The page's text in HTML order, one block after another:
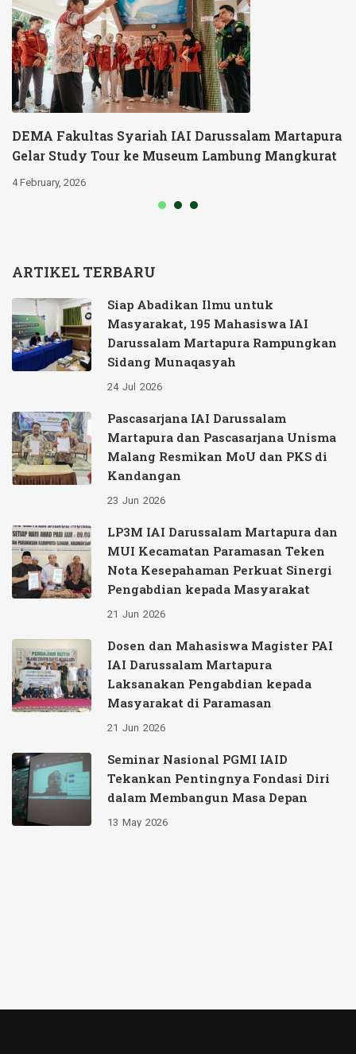
DEMA Fakultas Syariah IAI Darussalam Martapura
Gelar Study Tour ke Museum Lambung Mangkurat
4 February, 2026
ARTIKEL TERBARU
Siap Abadikan Ilmu untuk
Masyarakat, 195 Mahasiswa IAI
Darussalam Martapura Rampungkan
Sidang Munaqasyah
24 Jul 2026
Pascasarjana IAI Darussalam
Martapura dan Pascasarjana Unisma
Malang Resmikan MoU dan PKS di
Kandangan
23 Jun 2026
LP3M IAI Darussalam Martapura dan
MUI Kecamatan Paramasan Teken
Nota Kesepahaman Perkuat Sinergi
Pengabdian kepada Masyarakat
21 Jun 2026
Dosen dan Mahasiswa Magister PAI
IAI Darussalam Martapura
Laksanakan Pengabdian kepada
Masyarakat di Paramasan
21 Jun 2026
Seminar Nasional PGMI IAID
Tekankan Pentingnya Fondasi Diri
dalam Membangun Masa Depan
13 May 2026